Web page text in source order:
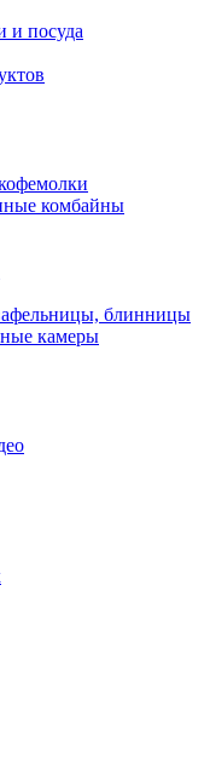
и посуда
комбайны
блинницы
камеры